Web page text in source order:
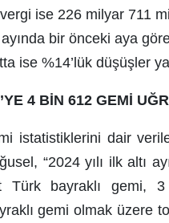
ise 226 milyar 711
ayında bir önceki aya
ise %14’lük düşüşler
4 BİN 612 GEMİ
istatistiklerini dair
“2024 yılı ilk altı
Türk bayraklı gemi,
gemi olmak üzere